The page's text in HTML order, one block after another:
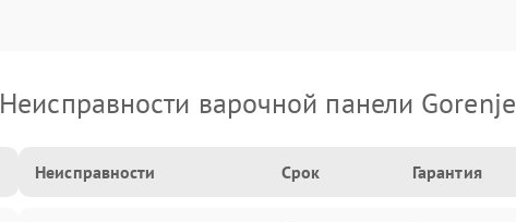
Неисправности варочной панели Gorenje
Неисправности Срок Гарантия